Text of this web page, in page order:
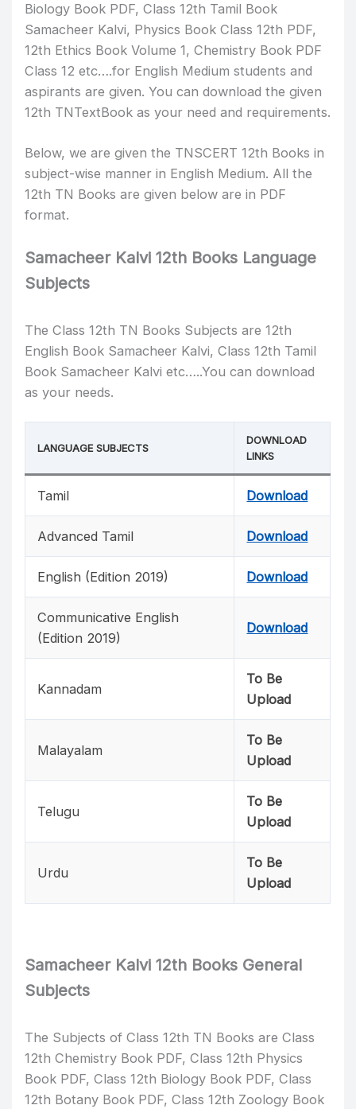
Biology Book PDF, Class 12th Tamil Book
Samacheer Kalvi, Physics Book Class 12th PDF,
12th Ethics Book Volume 1, Chemistry Book PDF
Class 12 etc….for English Medium students and
aspirants are given. You can download the given
12th TNTextBook as your need and requirements.
Below, we are given the TNSCERT 12th Books in
subject-wise manner in English Medium. All the
12th TN Books are given below are in PDF
format.
Samacheer Kalvi 12th Books Language
Subjects
The Class 12th TN Books Subjects are 12th
English Book Samacheer Kalvi, Class 12th Tamil
Book Samacheer Kalvi etc…..You can download
as your needs.
LANGUAGE SUBJECTS
DOWNLOAD
LINKS
Tamil Download
Advanced Tamil Download
English (Edition 2019) Download
Communicative English
(Edition 2019)
Download
Kannadam
To Be
Upload
Malayalam
To Be
Upload
Telugu
To Be
Upload
Urdu
To Be
Upload
Samacheer Kalvi 12th Books General
Subjects
The Subjects of Class 12th TN Books are Class
12th Chemistry Book PDF, Class 12th Physics
Book PDF, Class 12th Biology Book PDF, Class
12th Botany Book PDF, Class 12th Zoology Book